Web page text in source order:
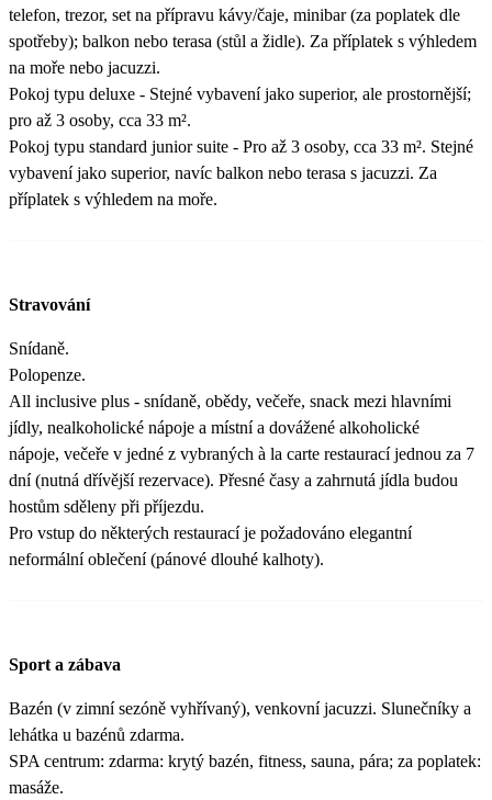
telefon, trezor, set na přípravu kávy/čaje, minibar (za poplatek dle
spotřeby); balkon nebo terasa (stůl a židle). Za příplatek s výhledem
na moře nebo jacuzzi.
Pokoj typu deluxe - Stejné vybavení jako superior, ale prostornější;
pro až 3 osoby, cca 33 m².
Pokoj typu standard junior suite - Pro až 3 osoby, cca 33 m². Stejné
vybavení jako superior, navíc balkon nebo terasa s jacuzzi. Za
příplatek s výhledem na moře.
Stravování
Snídaně.
Polopenze.
All inclusive plus - snídaně, obědy, večeře, snack mezi hlavními
jídly, nealkoholické nápoje a místní a dovážené alkoholické
nápoje, večeře v jedné z vybraných à la carte restaurací jednou za 7
dní (nutná dřívější rezervace). Přesné časy a zahrnutá jídla budou
hostům sděleny při příjezdu.
Pro vstup do některých restaurací je požadováno elegantní
neformální oblečení (pánové dlouhé kalhoty).
Sport a zábava
Bazén (v zimní sezóně vyhřívaný), venkovní jacuzzi. Slunečníky a
lehátka u bazénů zdarma.
SPA centrum: zdarma: krytý bazén, fitness, sauna, pára; za poplatek:
masáže.